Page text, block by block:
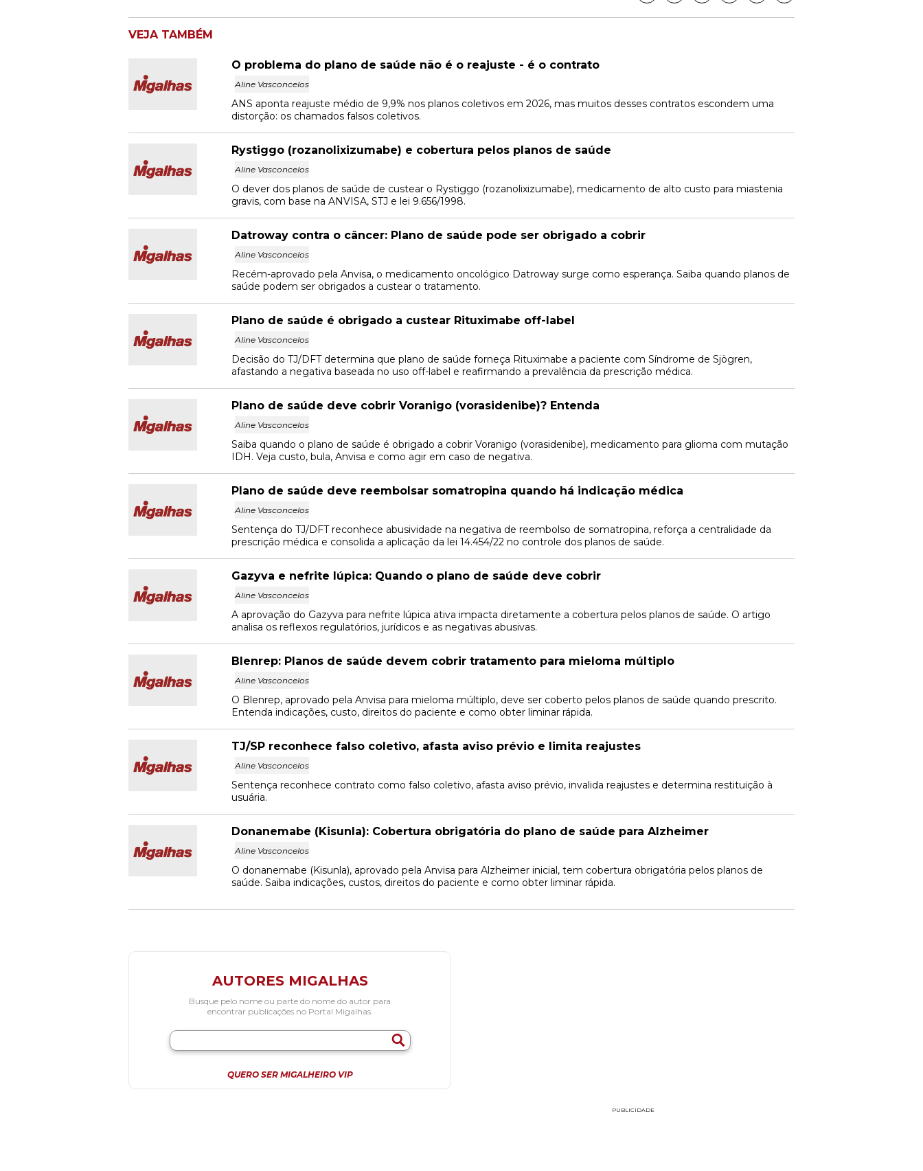
VEJA TAMBÉM
O problema do plano de saúde não é o reajuste - é o contrato
Aline Vasconcelos
ANS aponta reajuste médio de 9,9% nos planos coletivos em 2026, mas muitos desses contratos escondem uma
distorção: os chamados falsos coletivos.
Rystiggo (rozanolixizumabe) e cobertura pelos planos de saúde
Aline Vasconcelos
O dever dos planos de saúde de custear o Rystiggo (rozanolixizumabe), medicamento de alto custo para miastenia
gravis, com base na ANVISA, STJ e lei 9.656/1998.
Datroway contra o câncer: Plano de saúde pode ser obrigado a cobrir
Aline Vasconcelos
Recém-aprovado pela Anvisa, o medicamento oncológico Datroway surge como esperança. Saiba quando planos de
saúde podem ser obrigados a custear o tratamento.
Plano de saúde é obrigado a custear Rituximabe off-label
Aline Vasconcelos
Decisão do TJ/DFT determina que plano de saúde forneça Rituximabe a paciente com Síndrome de Sjögren,
afastando a negativa baseada no uso off-label e reafirmando a prevalência da prescrição médica.
Plano de saúde deve cobrir Voranigo (vorasidenibe)? Entenda
Aline Vasconcelos
Saiba quando o plano de saúde é obrigado a cobrir Voranigo (vorasidenibe), medicamento para glioma com mutação
IDH. Veja custo, bula, Anvisa e como agir em caso de negativa.
Plano de saúde deve reembolsar somatropina quando há indicação médica
Aline Vasconcelos
Sentença do TJ/DFT reconhece abusividade na negativa de reembolso de somatropina, reforça a centralidade da
prescrição médica e consolida a aplicação da lei 14.454/22 no controle dos planos de saúde.
Gazyva e nefrite lúpica: Quando o plano de saúde deve cobrir
Aline Vasconcelos
A aprovação do Gazyva para nefrite lúpica ativa impacta diretamente a cobertura pelos planos de saúde. O artigo
analisa os reflexos regulatórios, jurídicos e as negativas abusivas.
Blenrep: Planos de saúde devem cobrir tratamento para mieloma múltiplo
Aline Vasconcelos
O Blenrep, aprovado pela Anvisa para mieloma múltiplo, deve ser coberto pelos planos de saúde quando prescrito.
Entenda indicações, custo, direitos do paciente e como obter liminar rápida.
TJ/SP reconhece falso coletivo, afasta aviso prévio e limita reajustes
Aline Vasconcelos
Sentença reconhece contrato como falso coletivo, afasta aviso prévio, invalida reajustes e determina restituição à
usuária.
Donanemabe (Kisunla): Cobertura obrigatória do plano de saúde para Alzheimer
Aline Vasconcelos
O donanemabe (Kisunla), aprovado pela Anvisa para Alzheimer inicial, tem cobertura obrigatória pelos planos de
saúde. Saiba indicações, custos, direitos do paciente e como obter liminar rápida.
AUTORES MIGALHAS
Busque pelo nome ou parte do nome do autor para
encontrar publicações no Portal Migalhas.
QUERO SER MIGALHEIRO VIP
PUBLICIDADE